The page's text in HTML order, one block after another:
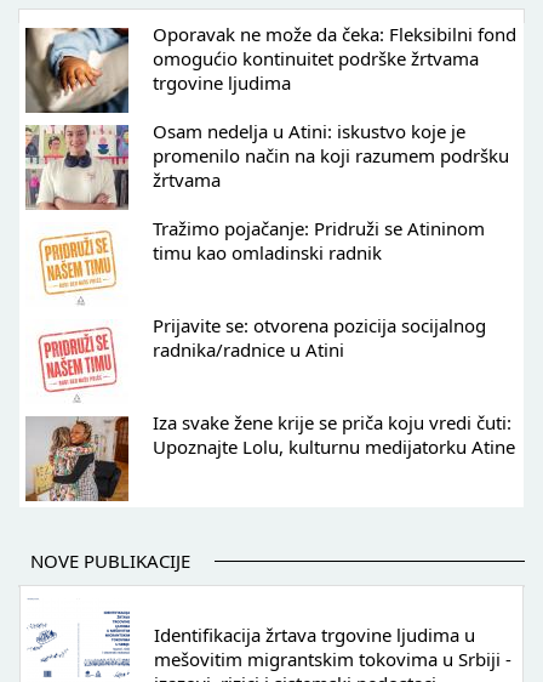
Oporavak ne može da čeka: Fleksibilni fond
omogućio kontinuitet podrške žrtvama
trgovine ljudima
Osam nedelja u Atini: iskustvo koje je
promenilo način na koji razumem podršku
žrtvama
Tražimo pojačanje: Pridruži se Atininom
timu kao omladinski radnik
Prijavite se: otvorena pozicija socijalnog
radnika/radnice u Atini
Iza svake žene krije se priča koju vredi čuti:
Upoznajte Lolu, kulturnu medijatorku Atine
NOVE PUBLIKACIJE
Identifikacija žrtava trgovine ljudima u
mešovitim migrantskim tokovima u Srbiji -